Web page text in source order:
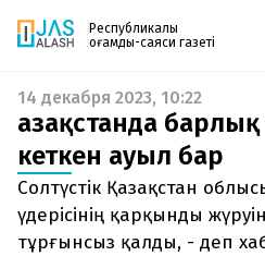
Республикалық
қоғамдық-саяси газеті
Жаңалықтар
Спорт
Live
Руханият
Аймақ
Архив
Заң және тәртіп
Газетке жазылу
PDF форматтағы газетті ай
поштаңызға алып отырыңыз.
шыққан сәтте сізге бірден
енгізіңіз, біз қалғанын өзіміз
14 декабря 2023, 10:22
Қазақстанда
кеткен ауыл бар
Солтүстік Қазақстан
үдерісінің қарқынды
тұрғынсыз қалды, - деп